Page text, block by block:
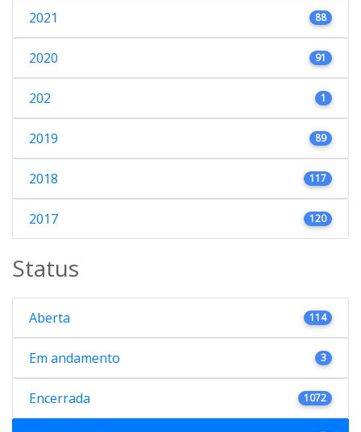
2021 88
2020 91
202 1
2019 89
2018 117
2017 120
Status
Aberta 114
Em andamento 3
Encerrada 1072